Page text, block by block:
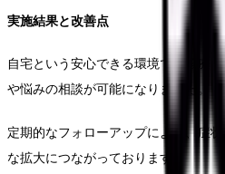
実施結果と改善点
自宅という安心できる環境での診療
や悩みの相談が可能になりました。
定期的なフォローアップにより、症
な拡大につながっております。